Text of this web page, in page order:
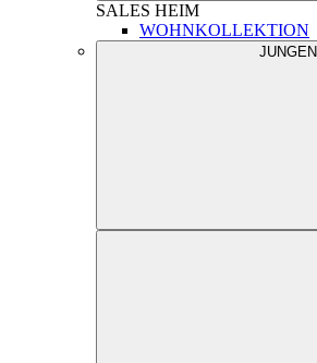
SALES HEIM
WOHNKOLLEKTION
JUNGEN